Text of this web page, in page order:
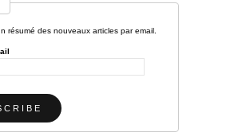
résumé des nouveaux articles par email.